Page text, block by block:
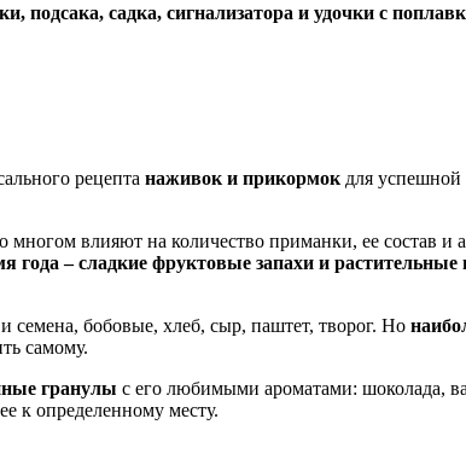
подсака, садка, сигнализатора и удочки с
рецепта наживок и прикормок для успешной
влияют на количество приманки, ее состав и
года – сладкие фруктовые запахи и растительные
семена, бобовые, хлеб, сыр, паштет, творог. Но
самому.
гранулы с его любимыми ароматами: шоколада,
к определенному месту.